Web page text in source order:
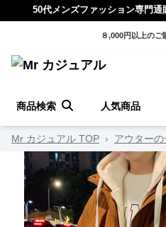
50代メンズファッション専門
８,000円以上のご
商品検索 人気商品
Mr カジュアル TOP › アウターの